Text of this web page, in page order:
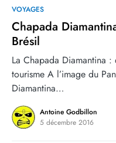
VOYAGES
Chapada
Brésil
La Chapada Diamantina
tourisme A l’image du
Diamantina…
Antoine Godbillon
5 décembre 2016